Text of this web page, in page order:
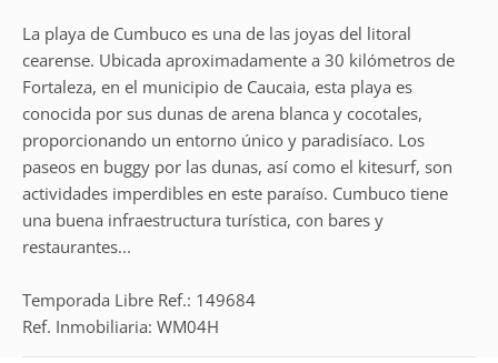
La playa de Cumbuco es una de las joyas del litoral
cearense. Ubicada aproximadamente a 30 kilómetros de
Fortaleza, en el municipio de Caucaia, esta playa es
conocida por sus dunas de arena blanca y cocotales,
proporcionando un entorno único y paradisíaco. Los
paseos en buggy por las dunas, así como el kitesurf, son
actividades imperdibles en este paraíso. Cumbuco tiene
una buena infraestructura turística, con bares y
restaurantes...
Temporada Libre Ref.: 149684
Ref. Inmobiliaria: WM04H